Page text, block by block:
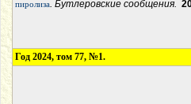
пиролиза. Бутлеровские сообщения.
Год 2024, том 77, №1.